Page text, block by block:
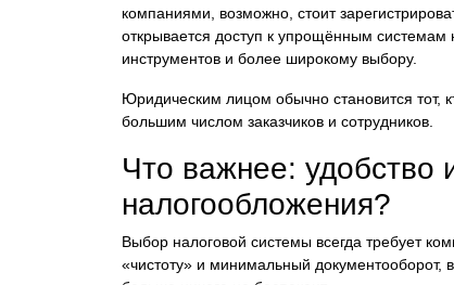
компаниями, возможно, стоит
открывается доступ к упрощённым системам
инструментов и более широкому выбору.
Юридическим лицом обычно становится тот,
большим числом заказчиков и сотрудников.
Что важнее: удобство
налогообложения?
Выбор налоговой системы всегда требует
«чистоту» и минимальный документооборот,